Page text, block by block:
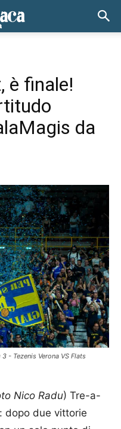
è finale!
da
- Tezenis Verona VS Flats
Nico Radu) Tre-a-
dopo due vittorie